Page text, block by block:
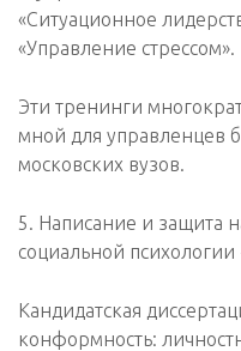
«Ситуационное
«Управление стрессом».
Эти тренинги
мной для управленцев
московских вузов.
5. Написание и защита
социальной психологии
Кандидатская
конформность: